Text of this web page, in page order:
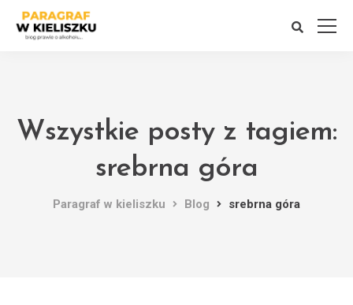
Wszystkie posty z tagiem:
srebrna góra
Paragraf w kieliszku Blog srebrna góra